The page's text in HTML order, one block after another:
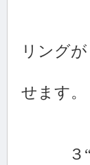
全長
さら
リングが
最小
せます。
３“ひ